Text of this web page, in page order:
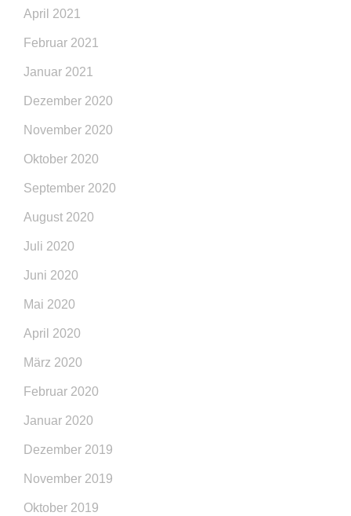
April 2021
Februar 2021
Januar 2021
Dezember 2020
November 2020
Oktober 2020
September 2020
August 2020
Juli 2020
Juni 2020
Mai 2020
April 2020
März 2020
Februar 2020
Januar 2020
Dezember 2019
November 2019
Oktober 2019